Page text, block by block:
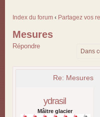
Index du forum ‹ Partagez vos
Mesures
Répondre
Re: Mesures
ydrasil
Mâitre glacier